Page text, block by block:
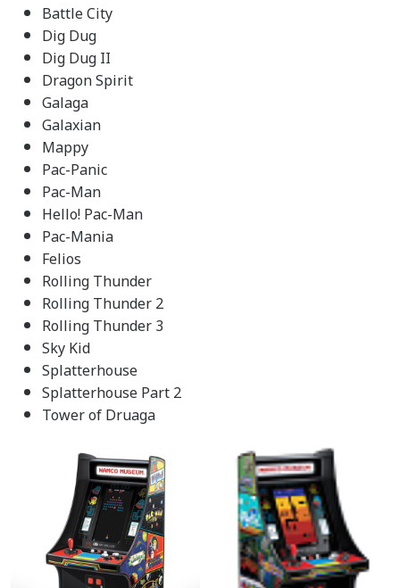
Battle City
Dig Dug
Dig Dug II
Dragon Spirit
Galaga
Galaxian
Mappy
Pac-Panic
Pac-Man
Hello! Pac-Man
Pac-Mania
Felios
Rolling Thunder
Rolling Thunder 2
Rolling Thunder 3
Sky Kid
Splatterhouse
Splatterhouse Part 2
Tower of Druaga